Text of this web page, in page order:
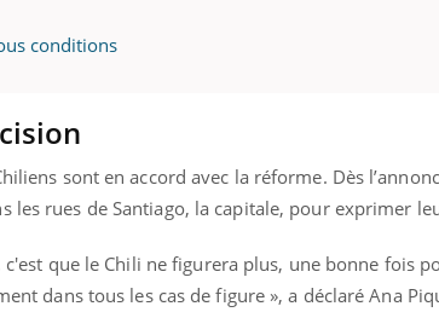
conditions
sont en accord avec la réforme. Dès
les rues de Santiago, la capitale, pour exprimer
que le Chili ne figurera plus, une bonne fois
dans tous les cas de figure », a déclaré Ana